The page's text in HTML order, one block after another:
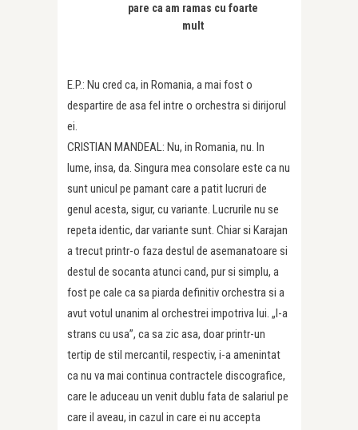
pare ca am ramas cu foarte
mult
E.P.: Nu cred ca, in Romania, a mai fost o
despartire de asa fel intre o orchestra si dirijorul
ei.
CRISTIAN MANDEAL: Nu, in Romania, nu. In
lume, insa, da. Singura mea consolare este ca nu
sunt unicul pe pamant care a patit lucruri de
genul acesta, sigur, cu variante. Lucrurile nu se
repeta identic, dar variante sunt. Chiar si Karajan
a trecut printr-o faza destul de asemanatoare si
destul de socanta atunci cand, pur si simplu, a
fost pe cale ca sa piarda definitiv orchestra si a
avut votul unanim al orchestrei impotriva lui. „I-a
strans cu usa”, ca sa zic asa, doar printr-un
tertip de stil mercantil, respectiv, i-a amenintat
ca nu va mai continua contractele discografice,
care le aduceau un venit dublu fata de salariul pe
care il aveau, in cazul in care ei nu accepta